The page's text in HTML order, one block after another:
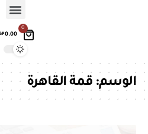
0
EGP0.00
الوسم:قمة القاهرة